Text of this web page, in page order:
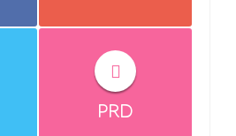
PRD